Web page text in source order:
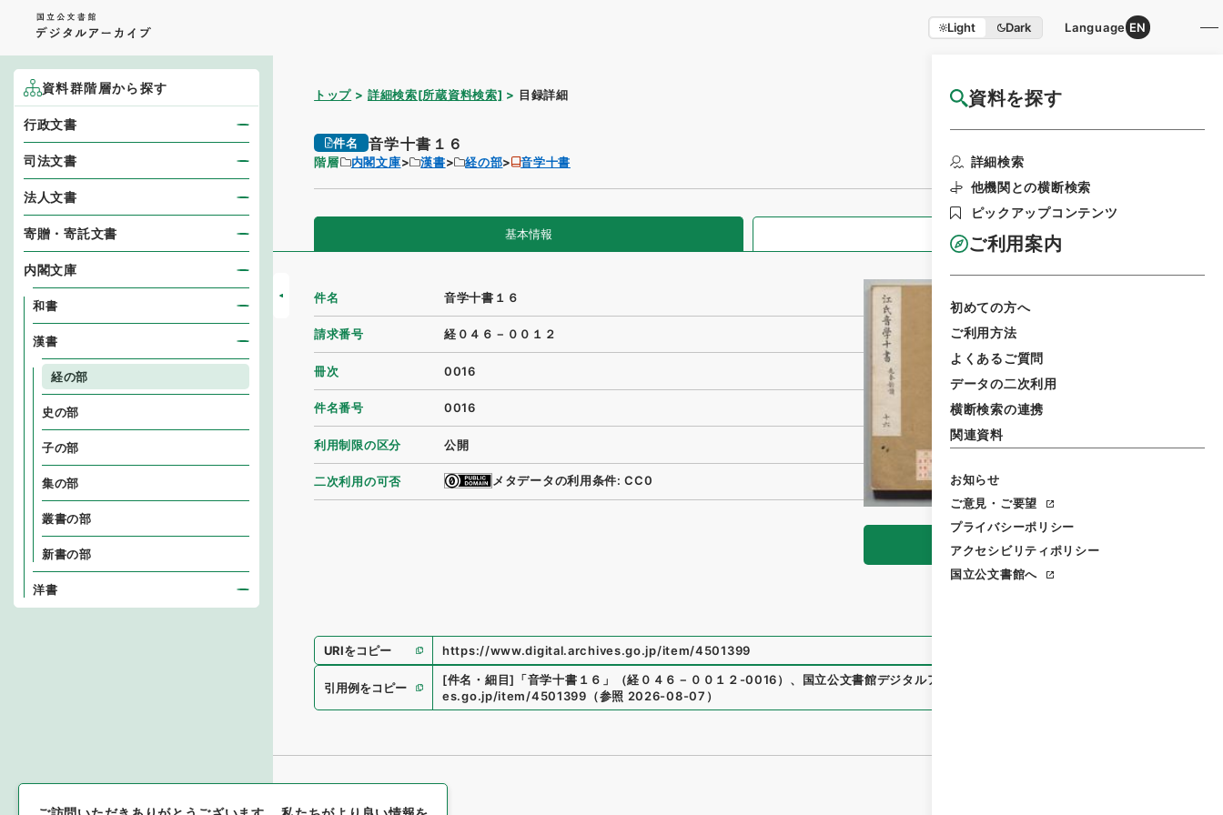
Light Dark Language EN
資料を探す
詳細検索
他機関との横断検索
ピックアップコンテンツ
ご利用案内
初めての方へ
ご利用方法
よくあるご質問
データの二次利用
横断検索の連携
関連資料
お知らせ
ご意見・ご要望
プライバシーポリシー
アクセシビリティポリシー
国立公文書館へ
トップ 詳細検索[所蔵資料検索] 目録詳細 国立公文書館HP利用案内
件名 音学十書１６
階層 内閣文庫 漢書 経の部 音学十書
基本情報 全ての情報
閲覧
件名 音学十書１６
請求番号 経０４６－００１２
冊次 0016
件名番号 0016
利用制限の区分 公開
二次利用の可否 メタデータの利用条件: CC0
URIをコピー https://www.digital.archives.go.jp/item/4501399
引用例をコピー
[件名・細目] 「音学十書１６ 」 （経０４６－００１２-0016） 、 国立公文書館デジタルアーカイブ
es.go.jp/item/4501399 （参照 2026-08-07 ）
資料群階層から探す
行政文書
司法文書
法人文書
寄贈・寄託文書
内閣文庫
和書
漢書
経の部
史の部
子の部
集の部
叢書の部
新書の部
洋書